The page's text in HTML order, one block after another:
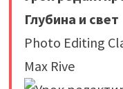
Глубина и свет
Photo Editing
Max Rive